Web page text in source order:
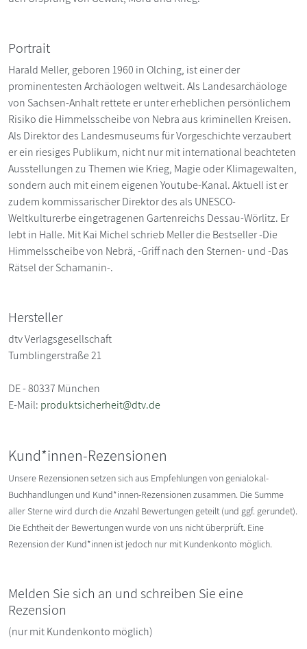
Portrait
Harald Meller, geboren 1960 in Olching, ist einer der
prominentesten Archäologen weltweit. Als Landesarchäologe
von Sachsen-Anhalt rettete er unter erheblichen persönlichem
Risiko die Himmelsscheibe von Nebra aus kriminellen Kreisen.
Als Direktor des Landesmuseums für Vorgeschichte verzaubert
er ein riesiges Publikum, nicht nur mit international beachteten
Ausstellungen zu Themen wie Krieg, Magie oder Klimagewalten,
sondern auch mit einem eigenen Youtube-Kanal. Aktuell ist er
zudem kommissarischer Direktor des als UNESCO-
Weltkulturerbe eingetragenen Gartenreichs Dessau-Wörlitz. Er
lebt in Halle. Mit Kai Michel schrieb Meller die Bestseller -Die
Himmelsscheibe von Nebrä, -Griff nach den Sternen- und -Das
Rätsel der Schamanin-.
Hersteller
dtv Verlagsgesellschaft
Tumblingerstraße 21
DE - 80337 München
E-Mail: produktsicherheit@dtv.de
Kund*innen-Rezensionen
Unsere Rezensionen setzen sich aus Empfehlungen von genialokal-
Buchhandlungen und Kund*innen-Rezensionen zusammen. Die Summe
aller Sterne wird durch die Anzahl Bewertungen geteilt (und ggf. gerundet).
Die Echtheit der Bewertungen wurde von uns nicht überprüft. Eine
Rezension der Kund*innen ist jedoch nur mit Kundenkonto möglich.
Melden Sie sich an und schreiben Sie eine
Rezension
(nur mit Kundenkonto möglich)